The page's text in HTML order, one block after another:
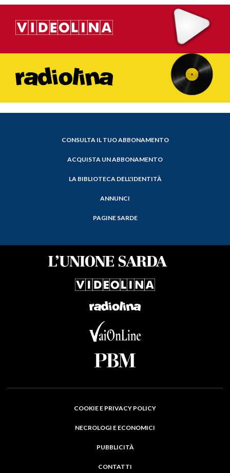
CONSULTA IL TUO ABBONAMENTO
ACQUISTA UN ABBONAMENTO
LA BIBLIOTECA DELL'IDENTITÀ
ANNUNCI
PAGINE SARDE
COOKIE E PRIVACY POLICY
NECROLOGI E ECONOMICI
PUBBLICITÀ
CONTATTI